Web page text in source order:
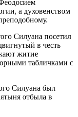
а духовенством
Силуана посетил
в честь
житие
табличками с
Силуана был
отбыла в